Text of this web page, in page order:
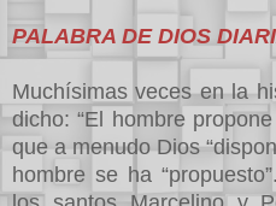
PALABRA DE DIOS
Muchísimas veces en la
dicho: “El hombre
que a menudo Dios
hombre se ha